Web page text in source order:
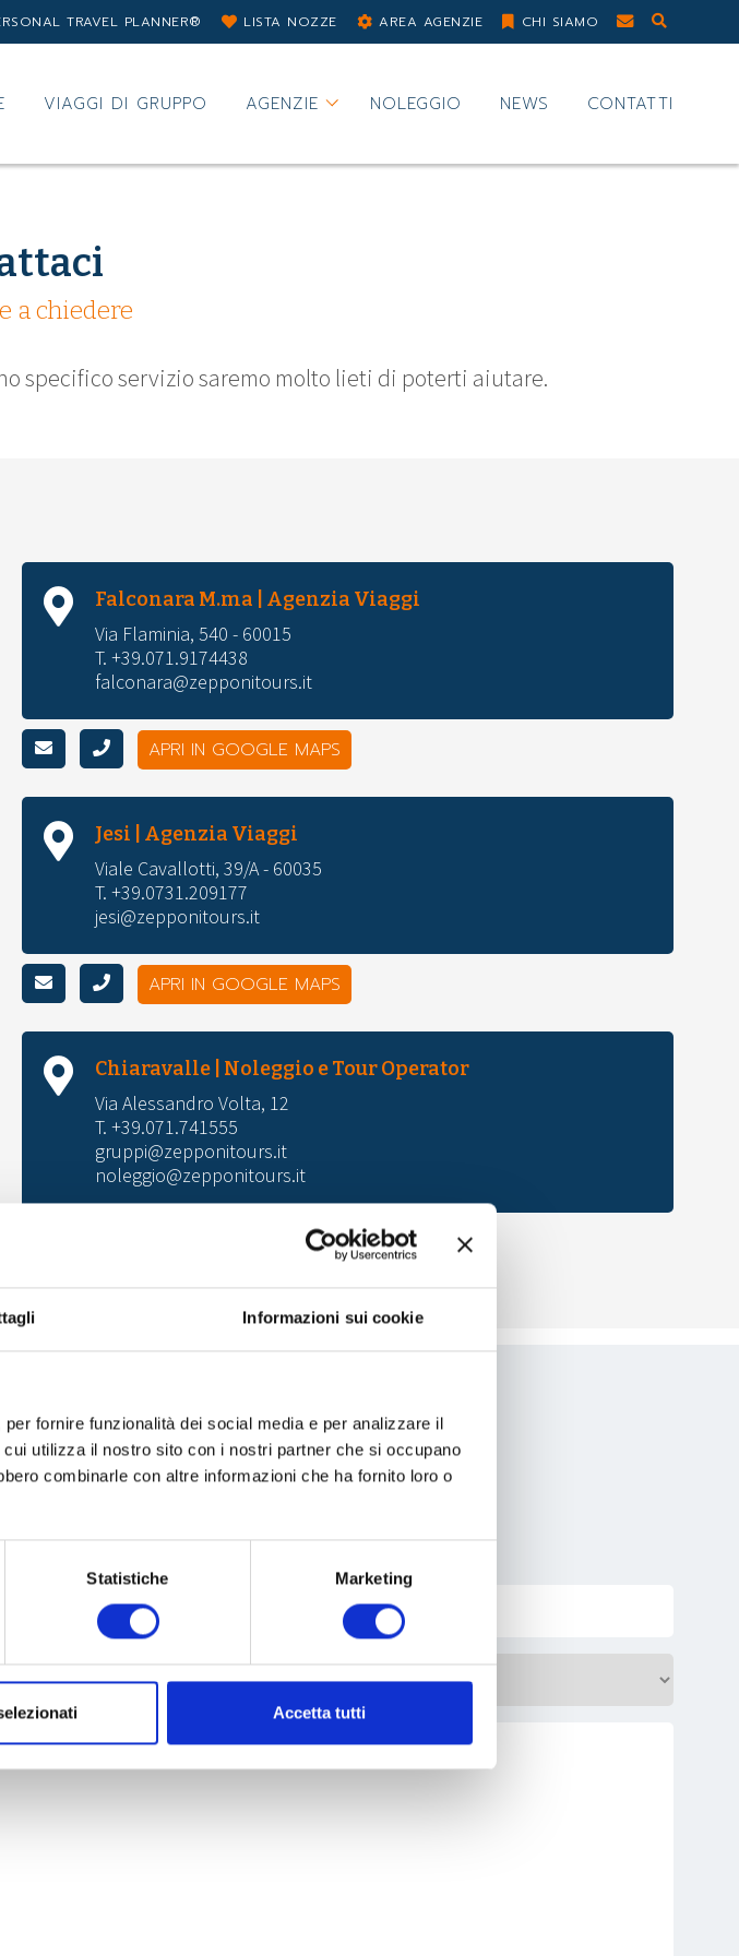
Informazioni sui cookie
fornire funzionalità dei social media e per analizzare il
utilizza il nostro sito con i nostri partner che si occupano
combinarle con altre informazioni che ha fornito loro o
Statistiche Marketing
Accetta tutti
TRAVEL PLANNER® LISTA NOZZE AREA AGENZIE CHI SIAMO
VIAGGI DI GRUPPO AGENZIE NOLEGGIO NEWS CONTATTI
a chiedere
specifico servizio saremo molto lieti di poterti aiutare.
Falconara M.ma | Agenzia Viaggi
Via Flaminia, 540 - 60015
T. +39.071.9174438
falconara@zepponitours.it
APRI IN GOOGLE MAPS
Jesi | Agenzia Viaggi
Viale Cavallotti, 39/A - 60035
T. +39.0731.209177
jesi@zepponitours.it
APRI IN GOOGLE MAPS
Chiaravalle | Noleggio e Tour Operator
Via Alessandro Volta, 12
T. +39.071.741555
gruppi@zepponitours.it
noleggio@zepponitours.it
APRI IN GOOGLE MAPS
essere ricontattato